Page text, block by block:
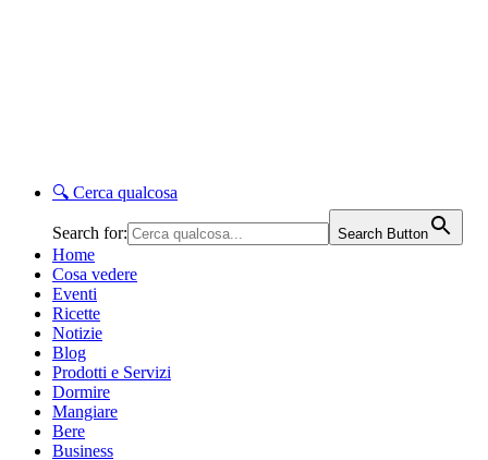
🔍 Cerca qualcosa
Search for: Search Button
Home
Cosa vedere
Eventi
Ricette
Notizie
Blog
Prodotti e Servizi
Dormire
Mangiare
Bere
Business